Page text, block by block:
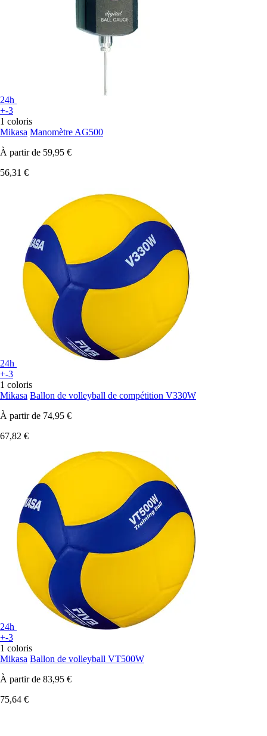
24h
+-3
1 coloris
Mikasa Manomètre AG500
À partir de 59,95 €
56,31 €
24h
+-3
1 coloris
Mikasa Ballon de volleyball de compétition V330W
À partir de 74,95 €
67,82 €
24h
+-3
1 coloris
Mikasa Ballon de volleyball VT500W
À partir de 83,95 €
75,64 €